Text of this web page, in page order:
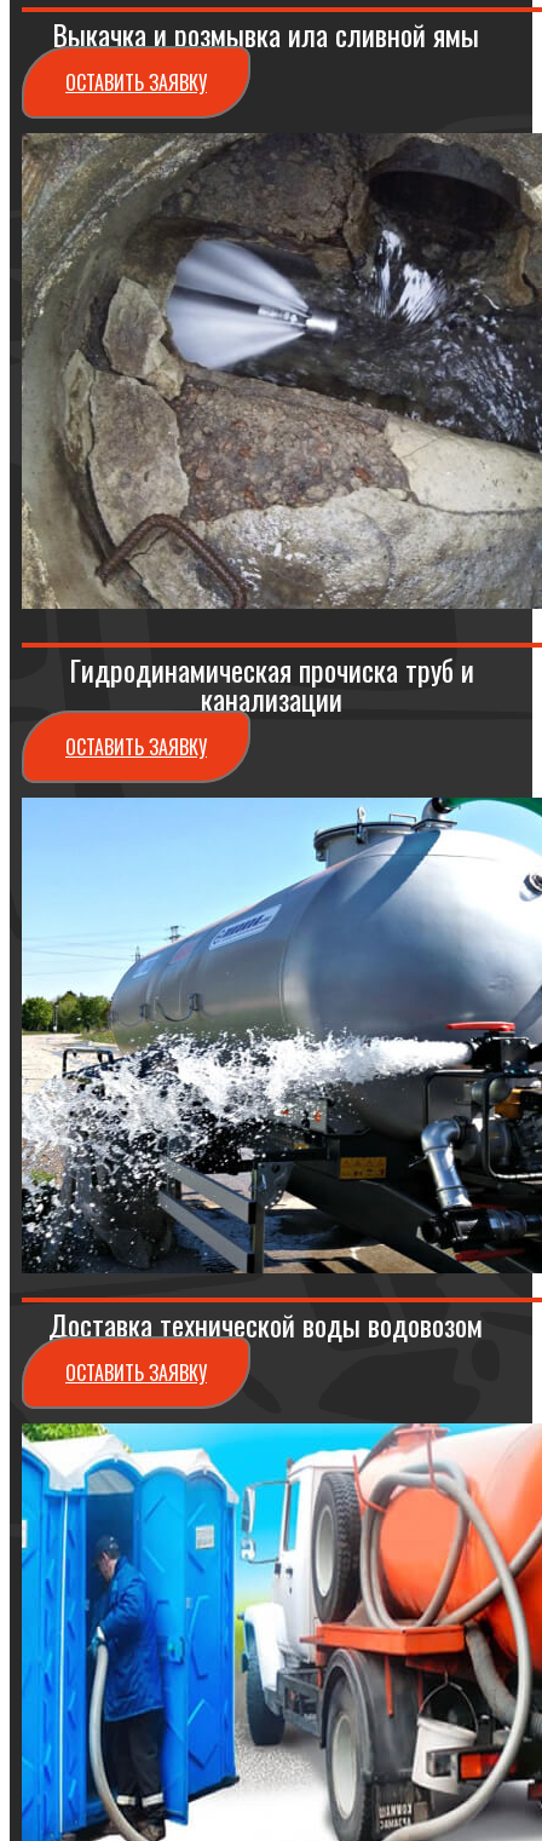
Выкачка и розмывка ила сливной ямы
ОСТАВИТЬ ЗАЯВКУ
Гидродинамическая прочиска труб и
канализации
ОСТАВИТЬ ЗАЯВКУ
Доставка технической воды водовозом
ОСТАВИТЬ ЗАЯВКУ